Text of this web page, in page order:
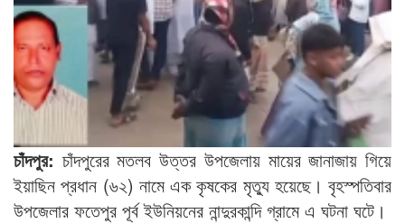
চাঁদপুর: চাঁদপুরের মতলব উত্তর উপজেলায় মায়ের জানাজায় গিয়ে
ইয়াছিন প্রধান (৬২) নামে এক কৃষকের মৃত্যু হয়েছে। বৃহস্পতিবার
উপজেলার ফতেপুর পূর্ব ইউনিয়নের নান্দুরকান্দি গ্রামে এ ঘটনা ঘটে।